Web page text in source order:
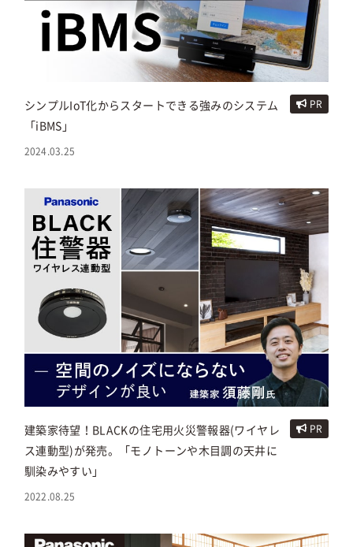
シンプルIoT化からスタートできる強みのシステム
「iBMS」
PR
2024.03.25
建築家待望！BLACKの住宅用火災警報器(ワイヤレ
ス連動型)が発売。「モノトーンや木目調の天井に
馴染みやすい」
PR
2022.08.25